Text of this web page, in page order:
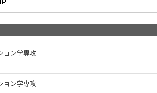
ョン学専攻
ョン学専攻